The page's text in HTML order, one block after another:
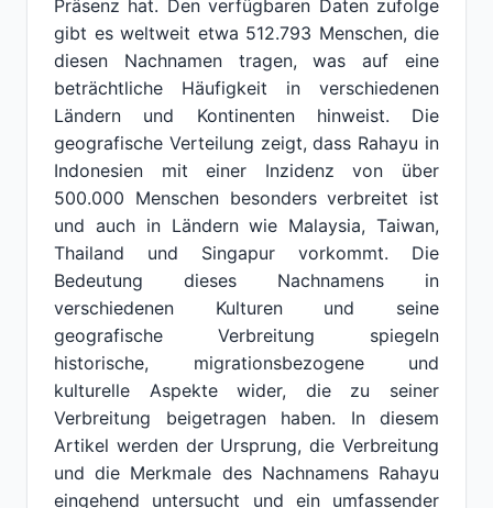
Präsenz hat. Den verfügbaren Daten zufolge
gibt es weltweit etwa 512.793 Menschen, die
diesen Nachnamen tragen, was auf eine
beträchtliche Häufigkeit in verschiedenen
Ländern und Kontinenten hinweist. Die
geografische Verteilung zeigt, dass Rahayu in
Indonesien mit einer Inzidenz von über
500.000 Menschen besonders verbreitet ist
und auch in Ländern wie Malaysia, Taiwan,
Thailand und Singapur vorkommt. Die
Bedeutung dieses Nachnamens in
verschiedenen Kulturen und seine
geografische Verbreitung spiegeln
historische, migrationsbezogene und
kulturelle Aspekte wider, die zu seiner
Verbreitung beigetragen haben. In diesem
Artikel werden der Ursprung, die Verbreitung
und die Merkmale des Nachnamens Rahayu
eingehend untersucht und ein umfassender